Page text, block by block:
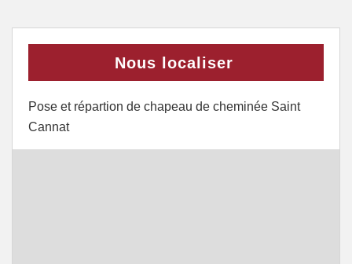
Nous localiser
Pose et répartion de chapeau de cheminée Saint
Cannat